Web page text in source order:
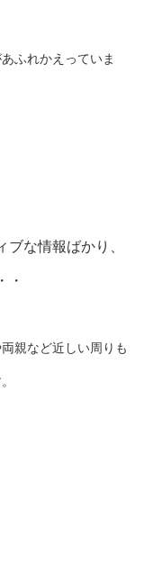
ふれかえっていま
な情報ばかり、
・
親など近しい周りも